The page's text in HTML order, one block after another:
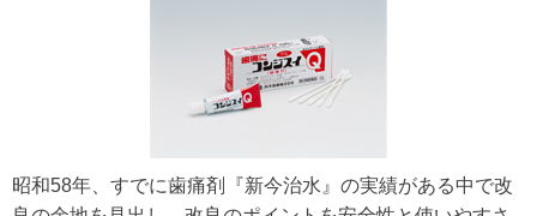
昭和58年、すでに歯痛剤『新今治水』の実績がある中で改